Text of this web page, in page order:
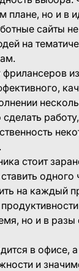
плане, но и в
сайты
на
стоит
одного
на каждый
но и в разы
в офисе,
и